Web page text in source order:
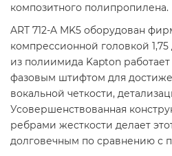
композитного полипропилена.
ART 712-A MK5 оборудован
компрессионной головкой
из полиимида Kapton
фазовым штифтом для
вокальной четкости,
Усовершенствованная
ребрами жесткости делает
долговечным по сравнению с